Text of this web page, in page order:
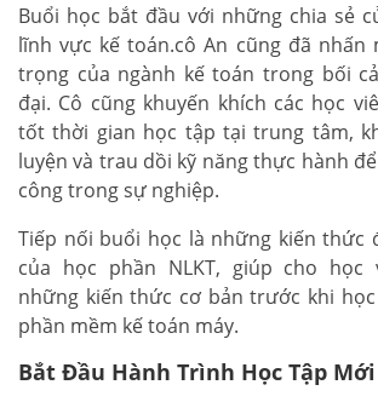
Buổi học bắt đầu với những chia sẻ
lĩnh vực kế toán.cô An cũng đã nhấn
trọng của ngành kế toán trong bối
đại. Cô cũng khuyến khích các học
tốt thời gian học tập tại trung tâm,
luyện và trau dồi kỹ năng thực hành
công trong sự nghiệp.
Tiếp nối buổi học là những kiến thức
của học phần NLKT, giúp cho học
những kiến thức cơ bản trước khi
phần mềm kế toán máy.
Bắt Đầu Hành Trình Học Tập Mới